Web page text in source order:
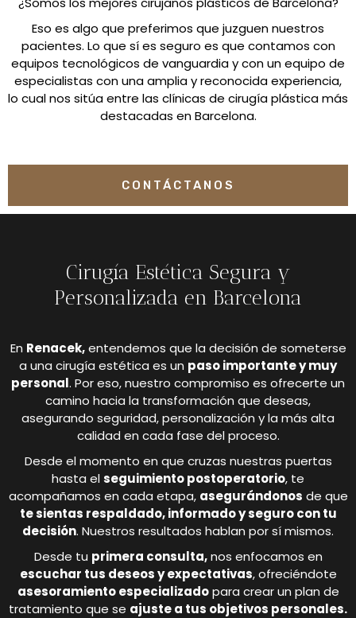
Eso es algo que preferimos que juzguen nuestros
pacientes. Lo que sí es seguro es que contamos con
equipos tecnológicos de vanguardia y con un equipo de
especialistas con una amplia y reconocida experiencia,
lo cual nos sitúa entre las clínicas de cirugía plástica más
destacadas en Barcelona.
CONTÁCTANOS
Cirugía Estética Segura y
Personalizada en Barcelona
En Renacek,entendemos que la decisión de someterse
a una cirugía estética es un paso importante y muy
personal. Por eso, nuestro compromiso es ofrecerte un
camino hacia la transformación que deseas,
asegurando seguridad, personalización y la más alta
calidad en cada fase del proceso.
Desde el momento en que cruzas nuestras puertas
hasta elseguimiento postoperatorio, te
acompañamos en cada etapa, asegurándonos de que
te sientas respaldado, informado y seguro con tu
decisión. Nuestros resultados hablan por sí mismos.
Desde tu primera consulta,nos enfocamos en
escuchar tus deseos y expectativas, ofreciéndote
asesoramiento especializadopara crear un plan de
tratamiento que se ajuste a tus objetivos personales.